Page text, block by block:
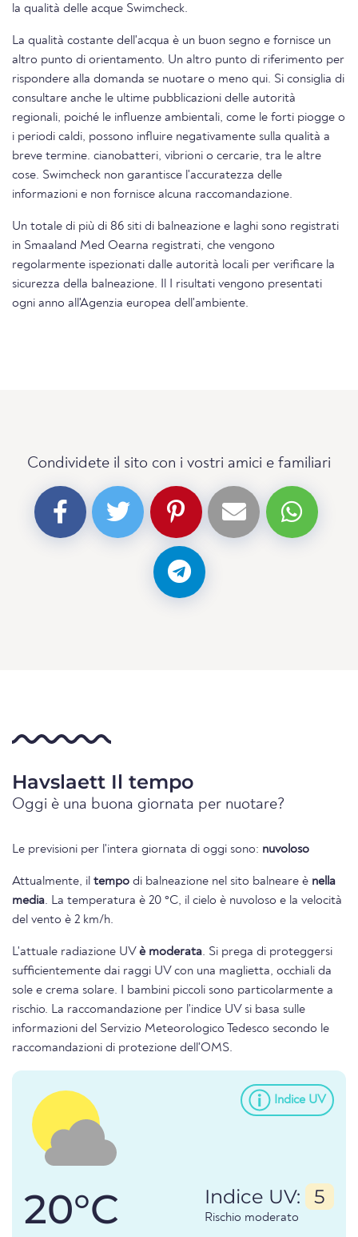
la qualità delle acque Swimcheck.
La qualità costante dell'acqua è un buon segno e fornisce un
altro punto di orientamento. Un altro punto di riferimento per
rispondere alla domanda se nuotare o meno qui. Si consiglia di
consultare anche le ultime pubblicazioni delle autorità
regionali, poiché le influenze ambientali, come le forti piogge o
i periodi caldi, possono influire negativamente sulla qualità a
breve termine. cianobatteri, vibrioni o cercarie, tra le altre
cose. Swimcheck non garantisce l'accuratezza delle
informazioni e non fornisce alcuna raccomandazione.
Un totale di più di 86 siti di balneazione e laghi sono registrati
in Smaaland Med Oearna registrati, che vengono
regolarmente ispezionati dalle autorità locali per verificare la
sicurezza della balneazione. Il I risultati vengono presentati
ogni anno all'Agenzia europea dell'ambiente.
Condividete il sito con i vostri amici e familiari
Havslaett Il tempo
Oggi è una buona giornata per nuotare?
Le previsioni per l'intera giornata di oggi sono: nuvoloso
Attualmente, il tempo di balneazione nel sito balneare è nella
media. La temperatura è 20 °C, il cielo è nuvoloso e la velocità
del vento è 2 km/h.
L'attuale radiazione UV è moderata. Si prega di proteggersi
sufficientemente dai raggi UV con una maglietta, occhiali da
sole e crema solare. I bambini piccoli sono particolarmente a
rischio. La raccomandazione per l'indice UV si basa sulle
informazioni del Servizio Meteorologico Tedesco secondo le
raccomandazioni di protezione dell'OMS.
Indice UV
20°C Indice UV: 5
Rischio moderato